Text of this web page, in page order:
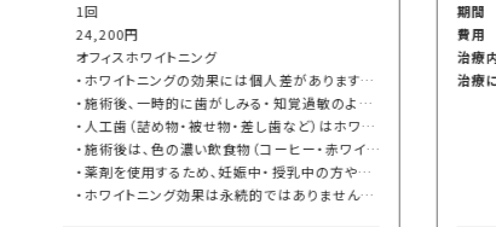
期間
費用
治療内容
オフィスホワイトニング
治療に伴うリスク
・施術後、一時的に歯がしみる・知覚過敏のような症状が出ることがあります。ほとんどは数日でおさまりますが、症状が続く場合はご相談ください。
・人工歯（詰め物・被せ物・差し歯など）はホワイトニングでは白くなりません。
・施術後は、色の濃い飲食物（コーヒー・赤ワイン・カレーなど）を避けることで、白さをより長く保てます。
・薬剤を使用するため、妊娠中・授乳中の方や重度の歯肉炎・虫歯がある方は、施術を控えていただく場合があります。
・ホワイトニング効果は永続的ではありません。定期的なメンテナンスを行うことで白さを維持しやすくなります。